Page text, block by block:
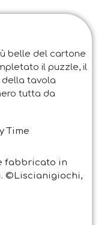
belle del cartone
il puzzle, il
della tavola
tutta da
Time
fabbricato in
©Liscianigiochi,